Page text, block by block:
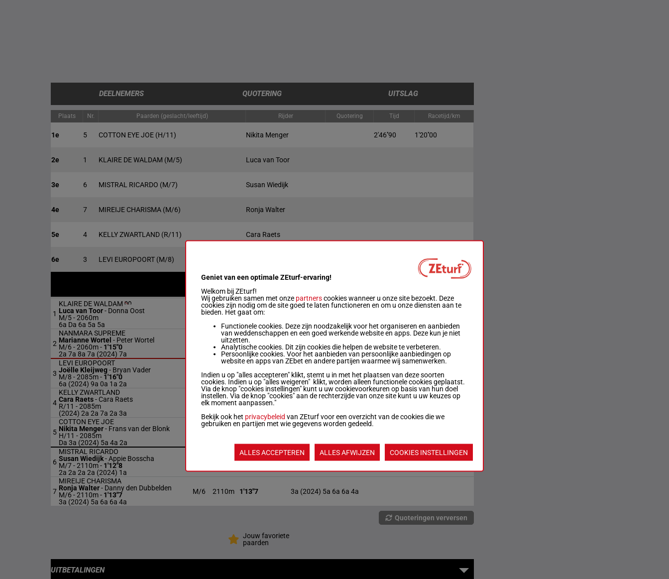
DEELNEMERS QUOTERING UITSLAG
Plaats Nr. Paarden (geslacht/leeftijd) Rijder Quotering Tijd Racetijd/km
1e 5 COTTON EYE JOE (H/11) Nikita Menger 2'46''90 1'20''00
2e 1 KLAIRE DE WALDAM (M/5) Luca van Toor
3e 6 MISTRAL RICARDO (M/7) Susan Wiedijk
4e 7 MIREIJE CHARISMA (M/6) Ronja Walter
5e 4 KELLY ZWARTLAND (R/11) Cara Raets
6e 3 LEVI EUROPOORT (M/8)
G/L Afstand Record/Winsom Prestaties Winnend 2e 4e
1
KLAIRE DE WALDAM
Luca van Toor- Donna Oost
M/5 - 2060m
6a Da 6a 5a 5a
M/5 2060m
2
NANMARA SUPREME
Marianne Wortel - Peter Wortel
M/6 - 2060m- 1'15"0
2a 7a 8a 7a (2024) 7a
2060m 1'15"0 2a 7a 8a 7a (2024) 7a
3
LEVI EUROPOORT
Joëlle Kleijweg- Bryan Vader
M/8 - 2085m- 1'16"0
6a (2024) 9a 0a 1a 2a
M/8 2085m 1'16"0 6a (2024) 9a 0a 1a 2a
4
KELLY ZWARTLAND
Cara Raets- Cara Raets
R/11 - 2085m
(2024) 2a 2a 7a 2a 3a
R/11 2085m
5
COTTON EYE JOE
Nikita Menger- Frans van der Blonk
H/11 - 2085m
Da 3a (2024) 5a 4a 2a
6
MISTRAL RICARDO
Susan Wiedijk-Appie Bosscha
M/7 - 2110m- 1'12"8
2a 2a 2a 2a (2024) 1a
1'12"8 2a 2a 2a 2a (2024) 1a
7
MIREIJE CHARISMA
Ronja Walter- Danny den Dubbelden
M/6 - 2110m- 1'13"7
3a (2024) 5a 6a 6a 4a
M/6 2110m 1'13"7 3a (2024) 5a 6a 6a 4a
Quoteringen verversen
Jouw favoriete
paarden
UITBETALINGEN
Geniet van een optimale ZEturf-ervaring!
Welkom bij ZEturf!
Wij gebruiken samen met onze partnerscookies wanneer u onze site bezoekt. Deze
cookies zijn nodig om de site goed te laten functioneren en om u onze diensten aan te
bieden. Het gaat om:
Functionele cookies. Deze zijn noodzakelijk voor het organiseren en aanbieden
van weddenschappen en een goed werkende website en apps. Deze kun je niet
uitzetten.
Analytische cookies. Dit zijn cookies die helpen de website te verbeteren.
Persoonlijke cookies. Voor het aanbieden van persoonlijke aanbiedingen op
website en apps van ZEbet en andere partijen waarmee wij samenwerken.
Indien u op "alles accepteren" klikt, stemt u in met het plaatsen van deze soorten
cookies. Indien u op "alles weigeren" klikt, worden alleen functionele cookies geplaatst.
Via de knop "cookies instellingen" kunt u uw cookievoorkeuren op basis van hun doel
instellen. Via de knop "cookies" aan de rechterzijde van onze site kunt u uw keuzes op
elk moment aanpassen."
Bekijk ook het privacybeleid van ZEturf voor een overzicht van de cookies die we
gebruiken en partijen met wie gegevens worden gedeeld.
ALLES ACCEPTEREN ALLES AFWIJZEN COOKIES INSTELLINGEN